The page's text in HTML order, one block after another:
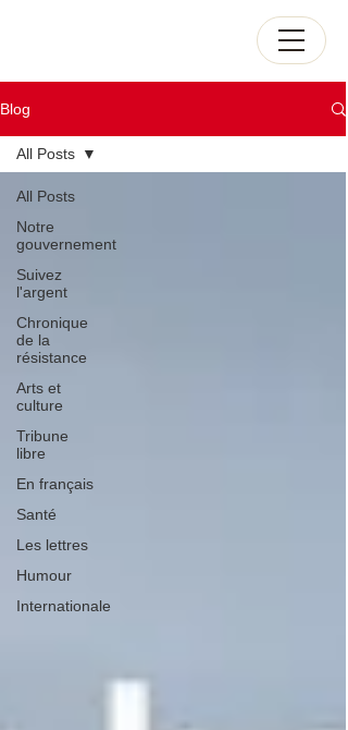
Blog
All Posts
Notre
gouvernement
Suivez
l'argent
Chronique
de la
résistance
Arts et
culture
Tribune
libre
En français
Santé
Les lettres
Humour
Internationale
All Posts